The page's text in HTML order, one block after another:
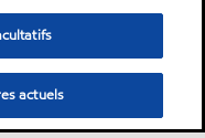
actuels